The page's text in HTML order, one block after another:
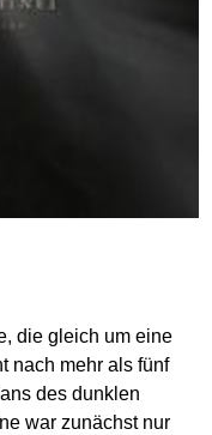
die gleich um eine
nach mehr als fünf
des dunklen
war zunächst nur